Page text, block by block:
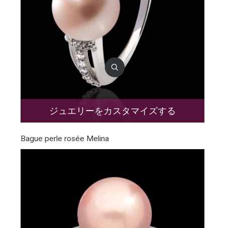
ジュエリーをカスタマイズする
Bague perle rosée Melina